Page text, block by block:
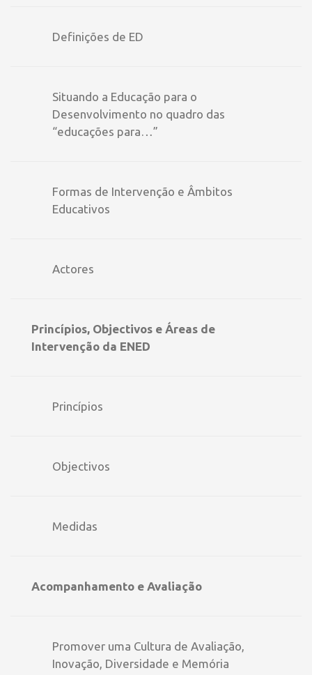
Definições de ED
Situando a Educação para o
Desenvolvimento no quadro das
“educações para…”
Formas de Intervenção e Âmbitos
Educativos
Actores
Princípios, Objectivos e Áreas de
Intervenção da ENED
Princípios
Objectivos
Medidas
Acompanhamento e Avaliação
Promover uma Cultura de Avaliação,
Inovação, Diversidade e Memória